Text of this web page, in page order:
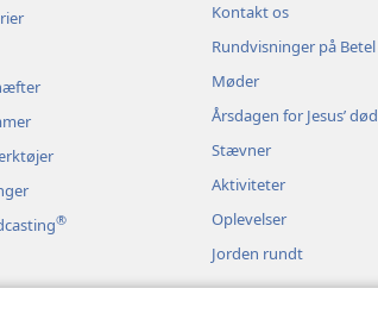
®
Kontakt os
Rundvisninger på Betel
Møder
Årsdagen for Jesus’ død
Stævner
Aktiviteter
Oplevelser
Jorden rundt